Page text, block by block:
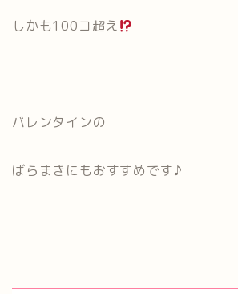
しかも100コ超え
バレンタインの
ばらまきにもおすすめです♪